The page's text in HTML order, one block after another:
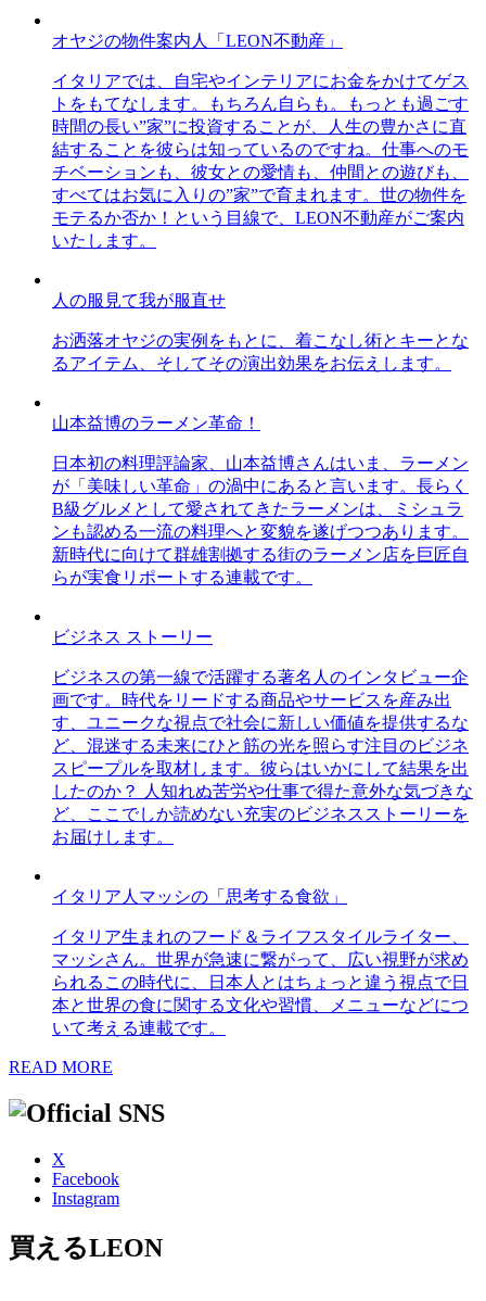
オヤジの物件案内人「LEON不動産」
イタリアでは、自宅やインテリアにお金をかけてゲス
トをもてなします。もちろん自らも。もっとも過ごす
時間の長い”家”に投資することが、人生の豊かさに直
結することを彼らは知っているのですね。仕事へのモ
チベーションも、彼女との愛情も、仲間との遊びも、
すべてはお気に入りの”家”で育まれます。世の物件を
モテるか否か！という目線で、LEON不動産がご案内
いたします。
人の服見て我が服直せ
お洒落オヤジの実例をもとに、着こなし術とキーとな
るアイテム、そしてその演出効果をお伝えします。
山本益博のラーメン革命！
日本初の料理評論家、山本益博さんはいま、ラーメン
が「美味しい革命」の渦中にあると言います。長らく
B級グルメとして愛されてきたラーメンは、ミシュラ
ンも認める一流の料理へと変貌を遂げつつあります。
新時代に向けて群雄割拠する街のラーメン店を巨匠自
らが実食リポートする連載です。
ビジネス ストーリー
ビジネスの第一線で活躍する著名人のインタビュー企
画です。時代をリードする商品やサービスを産み出
す、ユニークな視点で社会に新しい価値を提供するな
ど、混迷する未来にひと筋の光を照らす注目のビジネ
スピープルを取材します。彼らはいかにして結果を出
したのか？ 人知れぬ苦労や仕事で得た意外な気づきな
ど、ここでしか読めない充実のビジネスストーリーを
お届けします。
イタリア人マッシの「思考する食欲」
イタリア生まれのフード＆ライフスタイルライター、
マッシさん。世界が急速に繋がって、広い視野が求め
られるこの時代に、日本人とはちょっと違う視点で日
本と世界の食に関する文化や習慣、メニューなどにつ
いて考える連載です。
READ MORE
X
Facebook
Instagram
買えるLEON